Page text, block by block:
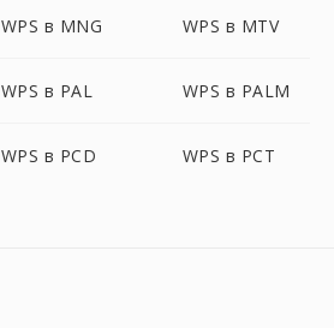
WPS в MNG WPS в MTV
WPS в PAL WPS в PALM
WPS в PCD WPS в PCT